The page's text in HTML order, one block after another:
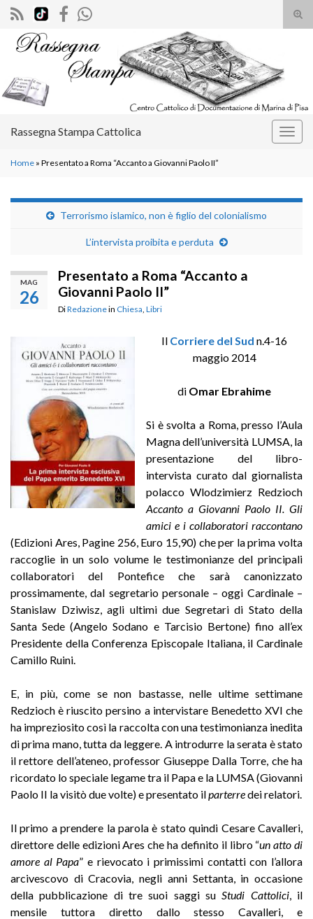
il
Search for:
Rassegna Stampa Cattolica
Home » Presentato a Roma “Accanto a Giovanni Paolo II”
Terrorismo islamico, non è figlio del colonialismo
L’intervista proibita e perduta
MAG
26
Presentato a Roma “Accanto a
Giovanni Paolo II”
DiRedazionein Chiesa Libri
Il Corriere del Sud n.4-16
maggio 2014
di Omar Ebrahime
Si è svolta a Roma, presso l’Aula
Magna dell’università LUMSA, la
presentazione del libro-
intervista curato dal giornalista
polacco Wlodzimierz Redzioch
Accanto a Giovanni Paolo II. Gli
amici e i collaboratori raccontano
(Edizioni Ares, Pagine 256, Euro 15,90) che per la prima volta
raccoglie in un solo volume le testimonianze del principali
collaboratori del Pontefice che sarà canonizzato
prossimamente, dal segretario personale – oggi Cardinale –
Stanislaw Dziwisz, agli ultimi due Segretari di Stato della
Santa Sede (Angelo Sodano e Tarcisio Bertone) fino all’ex
Presidente della Conferenza Episcopale Italiana, il Cardinale
Camillo Ruini.
E, in più, come se non bastasse, nelle ultime settimane
Redzioch è riuscito persino a intervistare Benedetto XVI che
ha impreziosito così la raccolta con una testimonianza inedita
di prima mano, tutta da leggere. A introdurre la serata è stato
il rettore dell’ateneo, professor Giuseppe Dalla Torre, che ha
ricordato lo speciale legame tra il Papa e la LUMSA (Giovanni
Paolo II la visitò due volte) e presentato ilparterredei relatori.
Il primo a prendere la parola è stato quindi Cesare Cavalleri,
direttore delle edizioni Ares che ha definito il libro “un atto di
amore al Papa” e rievocato i primissimi contatti con l’allora
arcivescovo di Cracovia, negli anni Settanta, in occasione
della pubblicazione di tre suoi saggi su Studi Cattolici, il
mensile tuttora diretto dallo stesso Cavalleri, e